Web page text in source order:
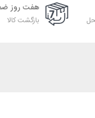
هفت روز
بازگشت کالا